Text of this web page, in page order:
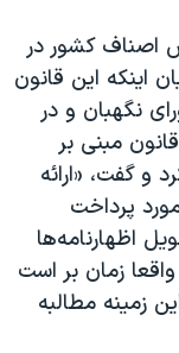
اصناف کشور در
اینکه این قانون
نگهبان و در
مبنی بر
و گفت، «ارائه
پرداخت
اظهارنامه‌ها
زمان بر است
زمینه مطالبه